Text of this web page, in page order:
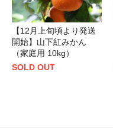
【12月上旬頃より発送
開始】山下紅みかん
（家庭用 10kg）
SOLD OUT